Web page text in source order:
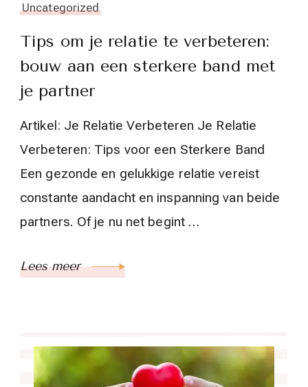
Uncategorized
Tips om je relatie te verbeteren:
bouw aan een sterkere band met
je partner
Artikel: Je Relatie Verbeteren Je Relatie
Verbeteren: Tips voor een Sterkere Band
Een gezonde en gelukkige relatie vereist
constante aandacht en inspanning van beide
partners. Of je nu net begint …
Lees meer